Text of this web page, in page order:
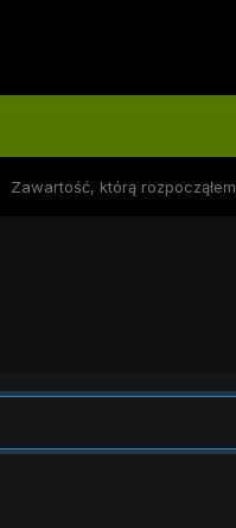
Zawartość, którą rozpocząłem